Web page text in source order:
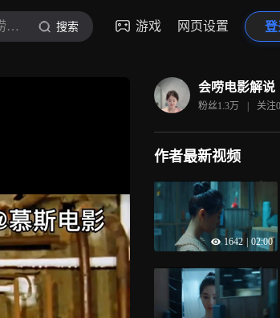
会唠电影解说 搜索 游戏 网页设置 登
会唠电影解说
粉丝1.3万 | 关注0
作者最新视频
1642 02:00